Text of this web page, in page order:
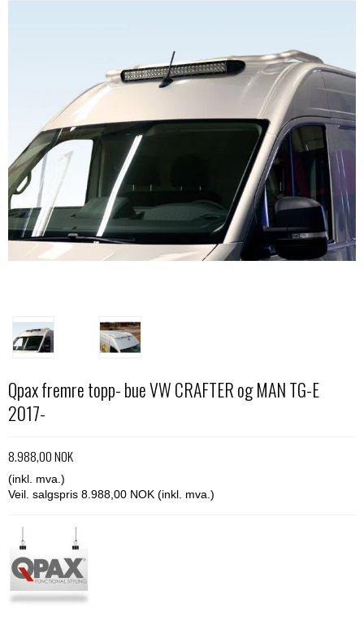
Qpax fremre topp- bue VW CRAFTER og MAN TG-E
2017-
8.988,00 NOK
(inkl. mva.)
Veil. salgspris 8.988,00 NOK (inkl. mva.)